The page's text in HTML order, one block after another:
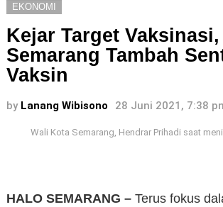
EKONOMI
Kejar Target
Semarang Tambah
Vaksin
by Lanang Wibisono 28 Juni 2021, 7:38
Wali Kota Semarang, Hendrar Prihadi saat
HALO SEMARANG – Terus fokus